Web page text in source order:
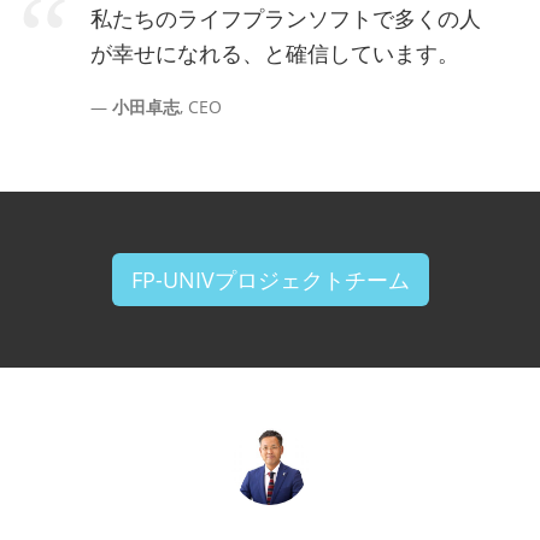
私たちのライフプランソフトで多くの人
が幸せになれる、と確信しています。
小田卓志, CEO
FP-UNIVプロジェクトチーム